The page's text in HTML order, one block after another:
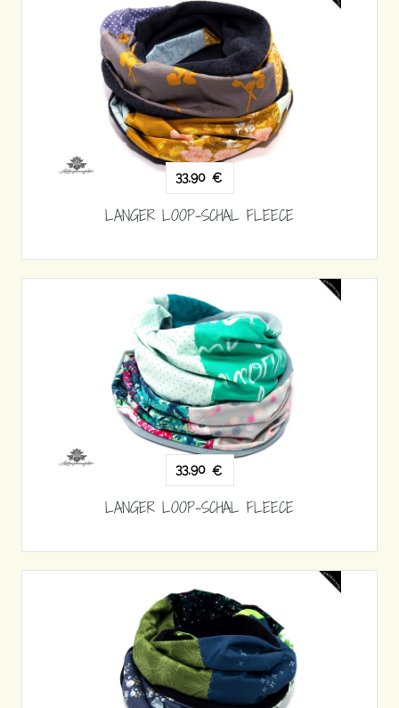
33,90 €
LANGER LOOP-SCHAL FLEECE
33,90 €
LANGER LOOP-SCHAL FLEECE